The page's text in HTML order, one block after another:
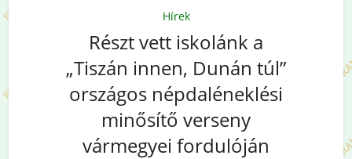
Hírek
Részt vett iskolánk a
„Tiszán innen, Dunán túl”
országos népdaléneklési
minősítő verseny
vármegyei fordulóján